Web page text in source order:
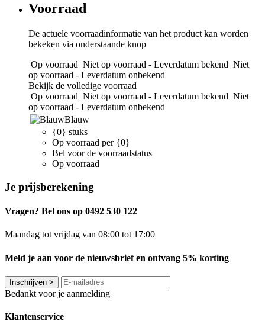
Voorraad
De actuele voorraadinformatie van het product kan worden
bekeken via onderstaande knop
Op voorraad Niet op voorraad - Leverdatum bekend Niet
op voorraad - Leverdatum onbekend
Bekijk de volledige voorraad
Op voorraad Niet op voorraad - Leverdatum bekend Niet
op voorraad - Leverdatum onbekend
Blauw
{0} stuks
Op voorraad per {0}
Bel voor de voorraadstatus
Op voorraad
Je prijsberekening
Vragen? Bel ons op 0492 530 122
Maandag tot vrijdag van 08:00 tot 17:00
Meld je aan voor de nieuwsbrief en ontvang 5% korting
Inschrijven >
Bedankt voor je aanmelding
Klantenservice